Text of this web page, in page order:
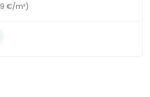
€/m²)